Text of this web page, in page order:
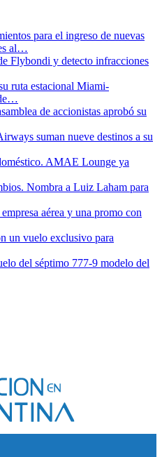
para el ingreso de nuevas
al…
Flybondi y detecto infracciones
ruta estacional Miami-
de accionistas aprobó su
suman nueve destinos a su
AMAE Lounge ya
Nombra a Luiz Laham para
aérea y una promo con
un vuelo exclusivo para
del séptimo 777-9 modelo del